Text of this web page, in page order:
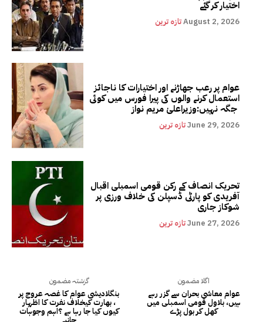
اختیار کر گئے
تازہ ترینAugust 2, 2026
عوام پر رعب جھاڑنے اور اختیارات کا ناجائز
استعمال کرنے والوں کی پیرا فورس میں کوئی
تازہ ترینJune 29, 2026
تحریک انصاف کے رکن قومی اسمبلی اقبال
آفریدی کو پارٹی ڈسپلن کی خلاف ورزی پر
شوکاز جاری
تازہ ترینJune 27, 2026
گزشتہ مضمون
بنگلادیشی عوام کا غصہ عروج پر
، بھارت کیخلاف نفرت کا اظہار
کیوں کیا جا رہا ہے ؟اہم وجوہات
اگلا مضمون
عوام معاشی بحران سے گزر رہے
ہیں، بلاول قومی اسمبلی میں
کھل کر بول پڑے